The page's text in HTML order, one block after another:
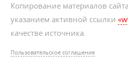
Копирование материалов
указанием активной ссылки
качестве источника.
Пользовательское соглашение